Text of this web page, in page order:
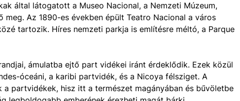
által látogatott a Museo Nacional, a Nemzeti Múzeum,
Az 1890-es években épült Teatro Nacional a város
tartozik. Híres nemzeti parkja is említésre méltó, a Parque
ámulatba ejtő part vidékei iránt érdeklődik. Ezek közül
óceáni, a karibi partvidék, és a Nicoya félsziget. A
partvidékek, hisz itt a természet magányában és bűvöletbe